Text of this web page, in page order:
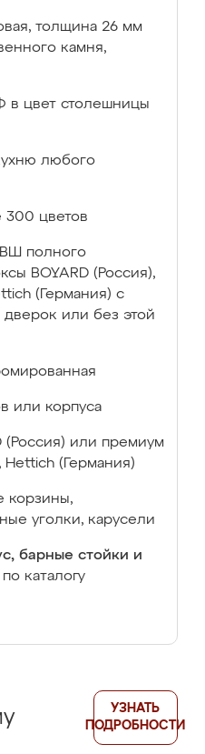
толщина 26 мм
камня,
в цвет столешницы
любого
300 цветов
полного
BOYARD (Россия),
(Германия) с
или без этой
или корпуса
(Россия) или премиум
Hettich (Германия)
корзины,
уголки, карусели
барные стойки и
по каталогу
УЗНАТЬ
ПОДРОБНОСТИ